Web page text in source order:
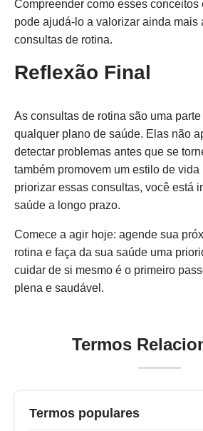
Compreender como esses conceitos
pode ajudá-lo a valorizar ainda mais
consultas de rotina.
Reflexão Final
As consultas de rotina são uma
qualquer plano de saúde. Elas não
detectar problemas antes que se
também promovem um estilo de
priorizar essas consultas, você está
saúde a longo prazo.
Comece a agir hoje: agende sua
rotina e faça da sua saúde uma
cuidar de si mesmo é o primeiro
plena e saudável.
Termos
Termos populares